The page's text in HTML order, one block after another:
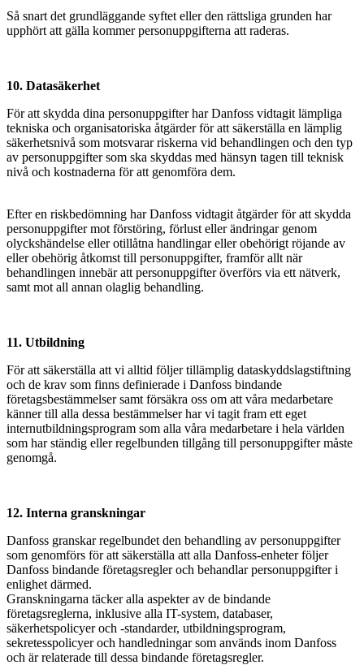
Så snart det grundläggande syftet eller den rättsliga grunden har
upphört att gälla kommer personuppgifterna att raderas.
10. Datasäkerhet
För att skydda dina personuppgifter har Danfoss vidtagit lämpliga
tekniska och organisatoriska åtgärder för att säkerställa en lämplig
säkerhetsnivå som motsvarar riskerna vid behandlingen och den typ
av personuppgifter som ska skyddas med hänsyn tagen till teknisk
nivå och kostnaderna för att genomföra dem.
Efter en riskbedömning har Danfoss vidtagit åtgärder för att skydda
personuppgifter mot förstöring, förlust eller ändringar genom
olyckshändelse eller otillåtna handlingar eller obehörigt röjande av
eller obehörig åtkomst till personuppgifter, framför allt när
behandlingen innebär att personuppgifter överförs via ett nätverk,
samt mot all annan olaglig behandling.
11. Utbildning
För att säkerställa att vi alltid följer tillämplig dataskyddslagstiftning
och de krav som finns definierade i Danfoss bindande
företagsbestämmelser samt försäkra oss om att våra medarbetare
känner till alla dessa bestämmelser har vi tagit fram ett eget
internutbildningsprogram som alla våra medarbetare i hela världen
som har ständig eller regelbunden tillgång till personuppgifter måste
genomgå.
12. Interna granskningar
Danfoss granskar regelbundet den behandling av personuppgifter
som genomförs för att säkerställa att alla Danfoss-enheter följer
Danfoss bindande företagsregler och behandlar personuppgifter i
enlighet därmed.
Granskningarna täcker alla aspekter av de bindande
företagsreglerna, inklusive alla IT-system, databaser,
säkerhetspolicyer och -standarder, utbildningsprogram,
sekretesspolicyer och handledningar som används inom Danfoss
och är relaterade till dessa bindande företagsregler.